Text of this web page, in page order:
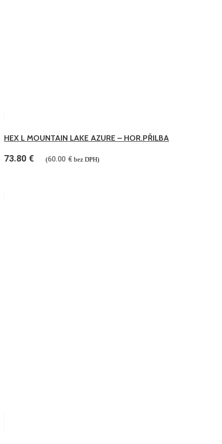
HEX L MOUNTAIN LAKE AZURE – HOR.PŘILBA
73.80 € (60.00 € bez DPH)